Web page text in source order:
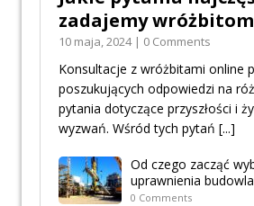
zadajemy
10 maja, 2024 | 0 Comments
Konsultacje z wróżbitami online
poszukujących odpowiedzi na
pytania dotyczące przyszłości i
wyzwań. Wśród tych pytań [...]
Od czego zacząć
uprawnienia
0 Comments